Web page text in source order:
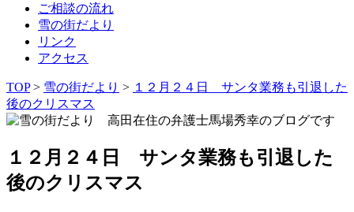
ご相談の流れ
雪の街だより
リンク
アクセス
TOP> 雪の街だより > １２月２４日 サンタ業務も引退した
後のクリスマス
１２月２４日 サンタ業務も引退した
後のクリスマス